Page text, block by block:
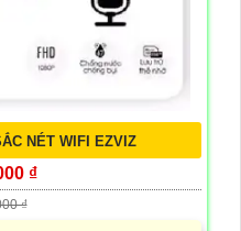
NÉT WIFI EZVIZ
₫
₫